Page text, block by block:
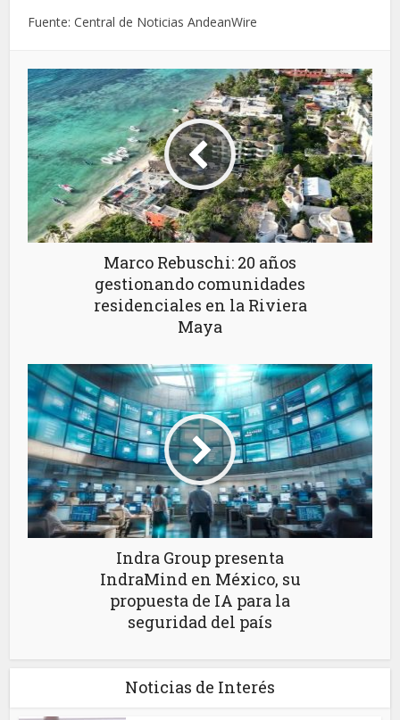
Fuente: Central de Noticias AndeanWire
Marco Rebuschi: 20 años
gestionando comunidades
residenciales en la Riviera
Maya
Indra Group presenta
IndraMind en México, su
propuesta de IA para la
seguridad del país
Noticias de Interés